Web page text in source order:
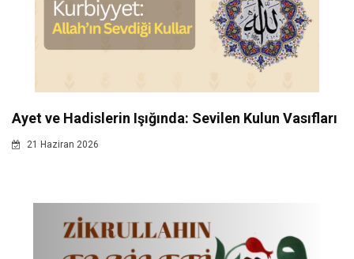
Ayet ve Hadislerin Işığında: Sevilen Kulun Vasıfları
21 Haziran 2026